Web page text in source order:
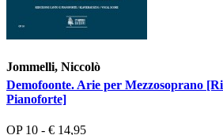
Jommelli, Niccolò
Demofoonte. Arie per Mezzosoprano
Pianoforte]
OP 10 - € 14,95